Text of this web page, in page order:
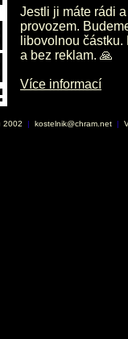
Jestli ji máte rádi
provozem.
libovolnou
a bez reklam. 🙏
Více informací
2002 | kostelnik@chram.net |